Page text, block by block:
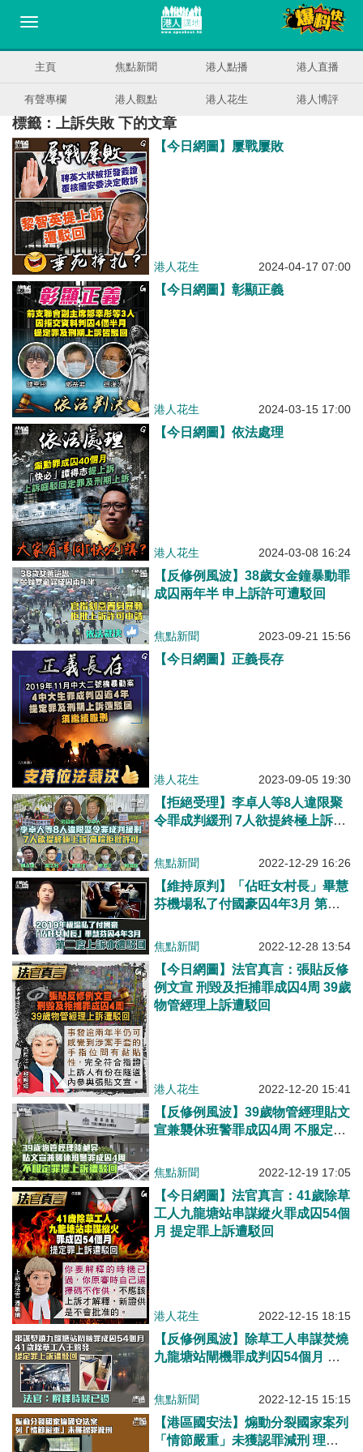
主頁 焦點新聞 港人點播 港人直播
有聲專欄 港人觀點 港人花生 港人博評
標籤：上訴失敗 下的文章
【今日網圖】屢戰屢敗
港人花生 2024-04-17 07:00
【今日網圖】彰顯正義
港人花生 2024-03-15 17:00
【今日網圖】依法處理
港人花生 2024-03-08 16:24
【反修例風波】38歲女金鐘暴動罪
成囚兩年半 申上訴許可遭駁回
焦點新聞 2023-09-21 15:56
【今日網圖】正義長存
港人花生 2023-09-05 19:30
【拒絕受理】李卓人等8人違限聚
令罪成判緩刑 7人欲提終極上訴、
焦點新聞 2022-12-29 16:26
【維持原判】「佔旺女村長」畢慧
芬機場私了付國豪囚4年3月 第二
焦點新聞 2022-12-28 13:54
【今日網圖】法官真言：張貼反修
例文宣 刑毀及拒捕罪成囚4周 39歲
物管經理上訴遭駁回
港人花生 2022-12-20 15:41
【反修例風波】39歲物管經理貼文
宣兼襲休班警罪成囚4周 不服定罪
焦點新聞 2022-12-19 17:05
【今日網圖】法官真言：41歲除草
工人九龍塘站串謀縱火罪成囚54個
月 提定罪上訴遭駁回
港人花生 2022-12-15 18:15
【反修例風波】除草工人串謀焚燒
九龍塘站閘機罪成判囚54個月 法
焦點新聞 2022-12-15 15:15
【港區國安法】煽動分裂國家案列
「情節嚴重」未獲認罪減刑 理大